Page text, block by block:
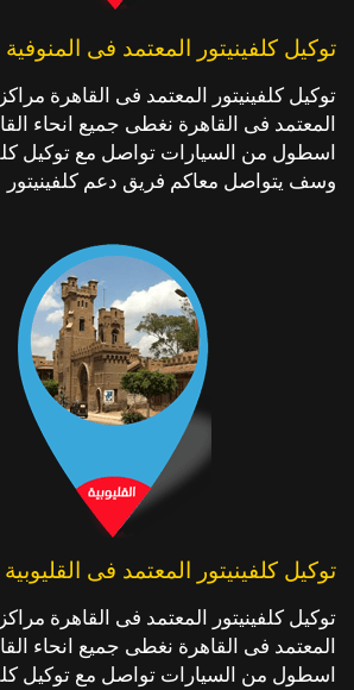
توكيل كلفينيتور المعتمد فى المنوفية
توكيل كلفينيتور المعتمد فى القاهرة مراكز
المعتمد فى القاهرة نغطى جميع انحاء
اسطول من السيارات تواصل مع توكيل
وسف يتواصل معاكم فريق دعم كلفينيتور
توكيل كلفينيتور المعتمد فى القليوبية
توكيل كلفينيتور المعتمد فى القاهرة مراكز
المعتمد فى القاهرة نغطى جميع انحاء
اسطول من السيارات تواصل مع توكيل